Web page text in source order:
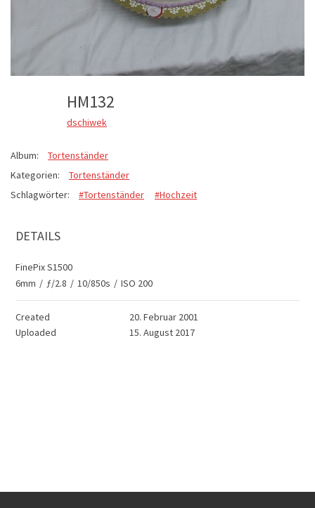
HM132
dschiwek
Album:
Tortenständer
Kategorien:
Tortenständer
Schlagwörter:
#Tortenständer #Hochzeit
DETAILS
FinePix S1500
6mm / ƒ/2.8 / 10/850s / ISO 200
Created
20. Februar 2001
Uploaded
15. August 2017